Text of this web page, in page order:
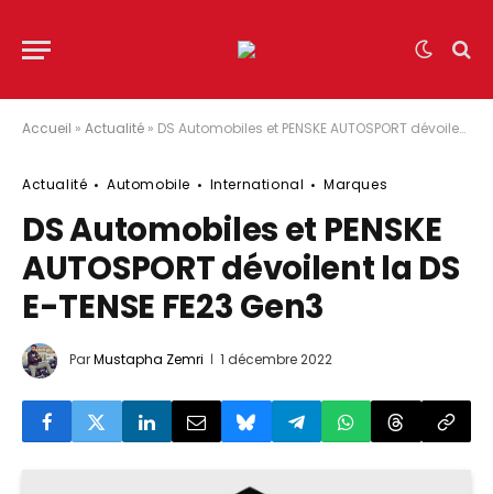
Accueil » Actualité » DS Automobiles et PENSKE AUTOSPORT dévoilent la DS E-TENSE FE23 Gen3
Actualité Automobile International Marques
DS Automobiles et PENSKE
AUTOSPORT dévoilent la DS
E-TENSE FE23 Gen3
ParMustapha Zemri 1 décembre 2022